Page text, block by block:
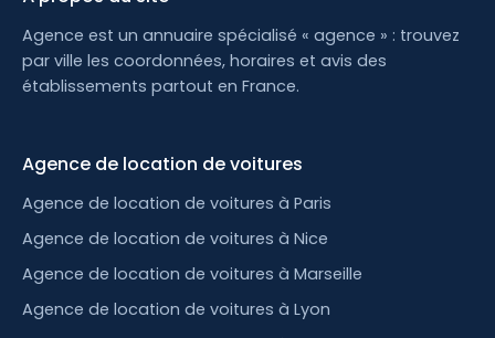
Agence est un annuaire spécialisé « agence » : trouvez
par ville les coordonnées, horaires et avis des
établissements partout en France.
Agence de location de voitures
Agence de location de voitures à Paris
Agence de location de voitures à Nice
Agence de location de voitures à Marseille
Agence de location de voitures à Lyon